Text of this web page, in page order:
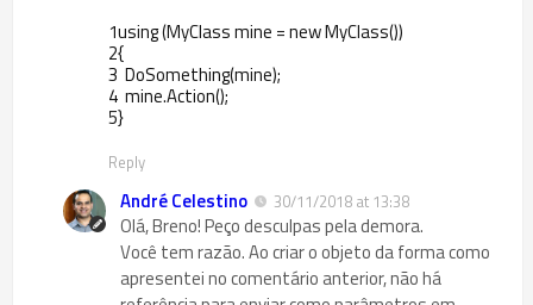
1
2
3
4
5
using(MyClassmine =newMyClass())
{
DoSomething(mine);
mine.Action();
}
Reply
André Celestino 30/11/2018 at 13:38
Olá, Breno! Peço desculpas pela demora.
Você tem razão. Ao criar o objeto da forma como
apresentei no comentário anterior, não há